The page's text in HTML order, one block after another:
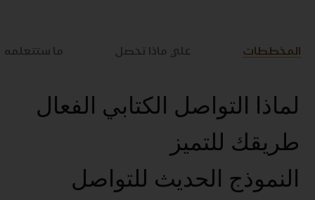
المخططات علي ماذا تحصل ما ستتعلمه
لماذا التواصل الكتابي الفعال
طريقك للتميز
النموذج الحديث للتواصل